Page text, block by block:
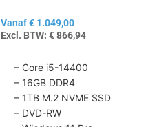
Vanaf€ 1.049,00
Excl. BTW: €866,94
– Core i5-14400
– 16GB DDR4
– 1TB M.2 NVME SSD
– DVD-RW
productpagina